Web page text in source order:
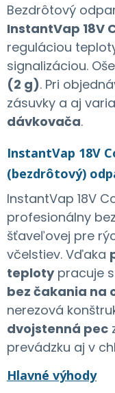
Bezdrôtový
InstantVap 18V
reguláciou
signalizáciou.
(2 g). Pri
zásuvky a aj
dávkovača.
InstantVap 18V
(bezdrôtový)
InstantVap 18V
profesionálny
šťaveľovej pre
včelstiev. Vďaka
teplotypracuje
bez čakania na
nerezová
dvojstenná pec
prevádzku aj v
Hlavné výhody